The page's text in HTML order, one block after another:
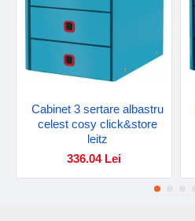
Cabinet 3 sertare albastru
celest cosy click&store
leitz
336.04 Lei